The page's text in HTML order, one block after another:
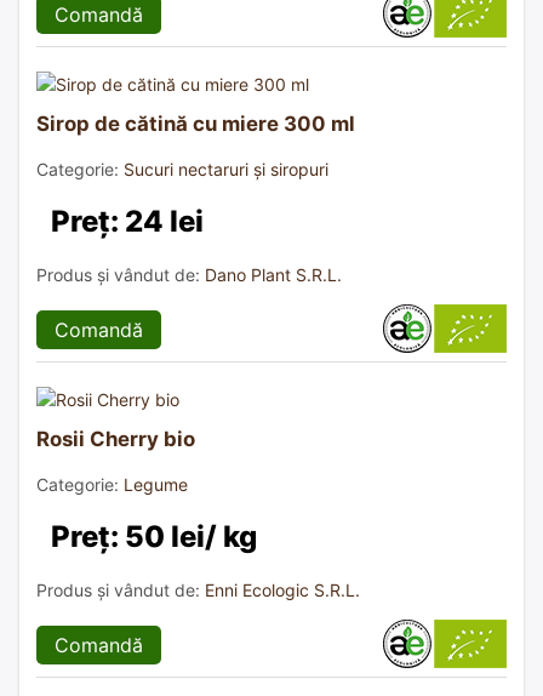
Comandă
Sirop de cătină cu miere 300 ml
Categorie: Sucuri nectaruri și siropuri
Preț: 24 lei
Produs și vândut de: Dano Plant S.R.L.
Comandă
Rosii Cherry bio
Categorie: Legume
Preț: 50 lei/ kg
Produs și vândut de: Enni Ecologic S.R.L.
Comandă